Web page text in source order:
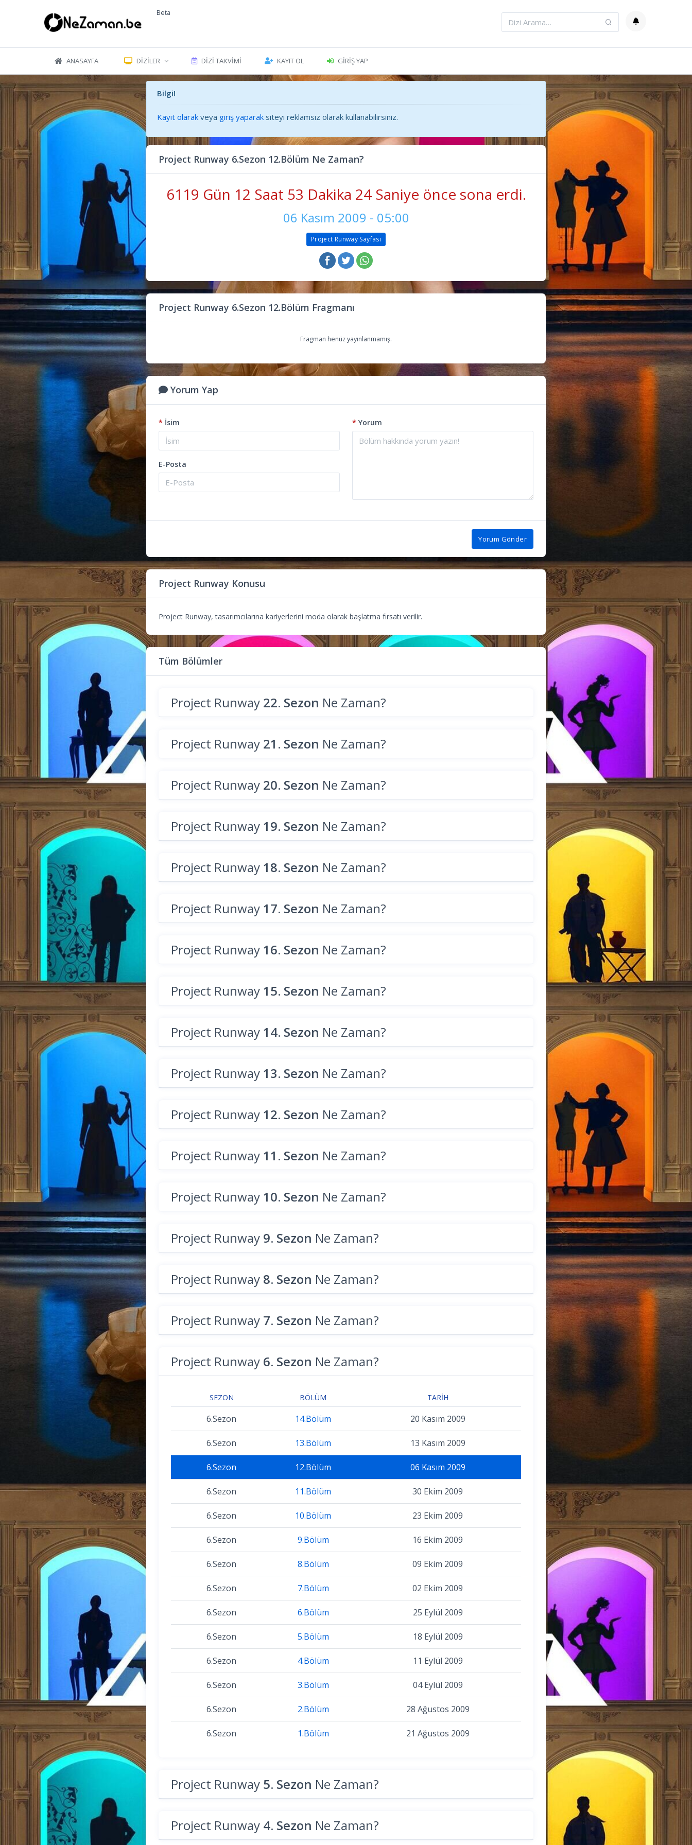
Beta
ANASAYFA DIZILER DIZI TAKVIMI KAYIT OL GIRIŞ YAP
Bilgi!
Kayıt olarak veya giriş yaparak siteyi reklamsız olarak kullanabilirsiniz.
Project Runway 6.Sezon 12.Bölüm Ne Zaman?
6119 Gün 12 Saat 53 Dakika 26 Saniye önce sona erdi.
06 Kasım 2009 - 05:00
Project Runway Sayfası
Project Runway 6.Sezon 12.Bölüm Fragmanı
Fragman henüz yayınlanmamış.
Yorum Yap
* İsim
E-Posta
* Yorum
Yorum Gönder
Project Runway Konusu
Project Runway, tasarımcılarına kariyerlerini moda olarak başlatma fırsatı verilir.
Tüm Bölümler
Project Runway 22. Sezon Ne Zaman?
Project Runway 21. Sezon Ne Zaman?
Project Runway 20. Sezon Ne Zaman?
Project Runway 19. Sezon Ne Zaman?
Project Runway 18. Sezon Ne Zaman?
Project Runway 17. Sezon Ne Zaman?
Project Runway 16. Sezon Ne Zaman?
Project Runway 15. Sezon Ne Zaman?
Project Runway 14. Sezon Ne Zaman?
Project Runway 13. Sezon Ne Zaman?
Project Runway 12. Sezon Ne Zaman?
Project Runway 11. Sezon Ne Zaman?
Project Runway 10. Sezon Ne Zaman?
Project Runway 9. Sezon Ne Zaman?
Project Runway 8. Sezon Ne Zaman?
Project Runway 7. Sezon Ne Zaman?
Project Runway 6. Sezon Ne Zaman?
SEZON BÖLÜM TARIH
6.Sezon 14.Bölüm 20 Kasım 2009
6.Sezon 13.Bölüm 13 Kasım 2009
6.Sezon 12.Bölüm 06 Kasım 2009
6.Sezon 11.Bölüm 30 Ekim 2009
6.Sezon 10.Bölüm 23 Ekim 2009
6.Sezon 9.Bölüm 16 Ekim 2009
6.Sezon 8.Bölüm 09 Ekim 2009
6.Sezon 7.Bölüm 02 Ekim 2009
6.Sezon 6.Bölüm 25 Eylül 2009
6.Sezon 5.Bölüm 18 Eylül 2009
6.Sezon 4.Bölüm 11 Eylül 2009
6.Sezon 3.Bölüm 04 Eylül 2009
6.Sezon 2.Bölüm 28 Ağustos 2009
6.Sezon 1.Bölüm 21 Ağustos 2009
Project Runway 5. Sezon Ne Zaman?
Project Runway 4. Sezon Ne Zaman?